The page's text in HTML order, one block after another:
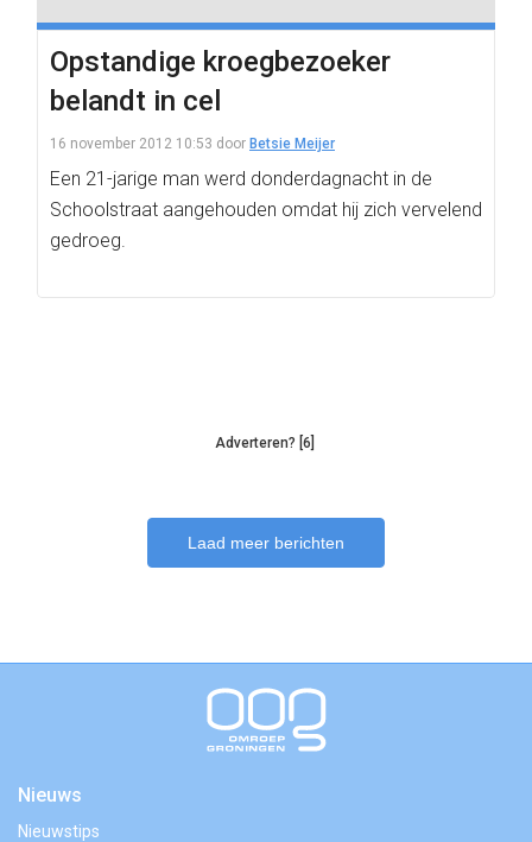
Opstandige kroegbezoeker
belandt in cel
16 november 2012 10:53 door Betsie Meijer
Een 21-jarige man werd donderdagnacht in de
Schoolstraat aangehouden omdat hij zich vervelend
gedroeg.
Adverteren? [6]
Laad meer berichten
Nieuws
Nieuwstips